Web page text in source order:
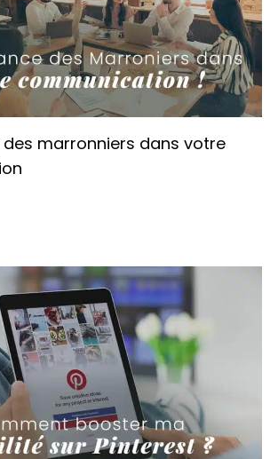
des marronniers dans votre